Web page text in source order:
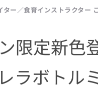
ター／食育インストラクター
限定新
ラボトル